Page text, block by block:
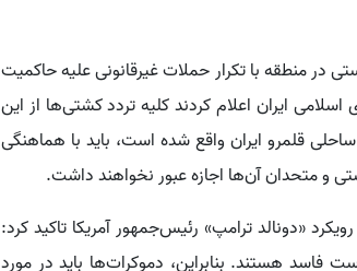
در منطقه با تکرار حملات غیرقانونی علیه حاکمیت
۹ اسفند ۱۴۰۴، مقامات جمهوری اسلامی ایران اعلام کردند کلیه تردد کشتی‌ها از این
قلمرو ایران واقع شده است، باید با هماهنگی
و متحدان آن‌ها اجازه عبور نخواهند داشت.
«دونالد ترامپ» رئیس‌جمهور آمریکا تاکید کرد:
فاسد هستند. بنابراین، دموکرات‌ها باید در مورد